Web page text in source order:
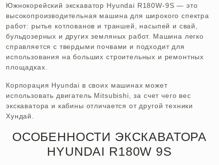
Южнокорейский экскаватор Hyundai R180W-9S — это
высокопроизводительная машина для широкого спектра
работ: рытье котлованов и траншей, насыпей и свай,
бульдозерных и других земляных работ. Машина легко
справляется с твердыми почвами и подходит для
использования на больших строительных и ремонтных
площадках.
Корпорация Hyundai в своих машинах может
использовать двигатель Mitsubishi, за счет чего вес
экскаватора и кабины отличается от другой техники
Хундай.
ОСОБЕННОСТИ ЭКСКАВАТОРА
HYUNDAI R180W 9S